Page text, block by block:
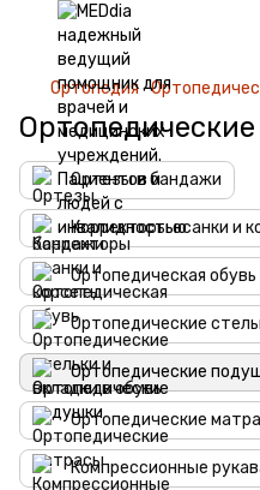
Ортопедия
Ортезы и бандажи
Корректоры осанки и
Ортопедическая обувь
Ортопедические
Ортопедические
Ортопедические
Компрессионные